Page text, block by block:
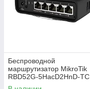
Беспроводной
маршрутизатор MikroTik
RBD52G-5HacD2HnD-TC